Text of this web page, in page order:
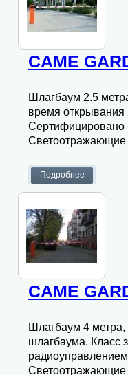
CAME
Шлагбаум 2.5
время
Сертифицировано
Светоотражающие
CAME
Шлагбаум 4 метра,
шлагбаума. Класс
Светоотражающие